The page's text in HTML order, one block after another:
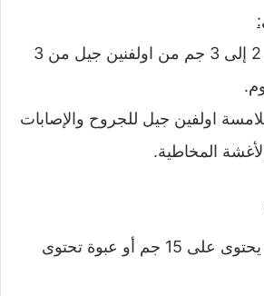
يتم إستخدام حوالى 2 إلى 3 جم من اولفنين جيل من 3
اولفين جيل للجروح والإصابات
المخاطية.
هو عبارة عن أنبوب يحتوى على 15 جم أو عبوة تحتوى